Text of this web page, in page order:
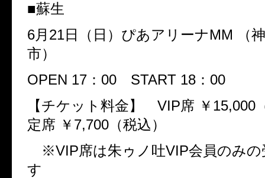
■蘇生
6月 21日（日）ぴあアリーナMM
（
市）
OPEN 17 ： 00 START 18 ： 00
【チケット料金】 VIP席 ￥ 15,000
定席 ￥ 7,700 （税込）
※VIP席は朱ゥノ吐VIP会員のみ
す